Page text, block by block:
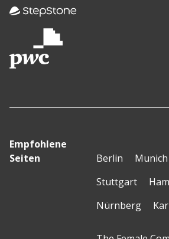
Empfohlene
Seiten
Berlin Munich
Stuttgart
Nürnberg